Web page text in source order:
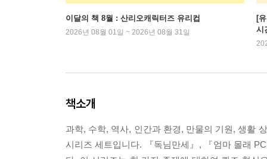
이달의 책 8월 : 산리오캐릭터즈 유리컵
2026년 08월 01일 ~ 2026년 08월 31일
[
시
책소개
과학, 수학, 역사, 인간과 환경, 만물의 기원, 생활
시리즈 세트입니다. 『독님만세』, 『엄마 몰래